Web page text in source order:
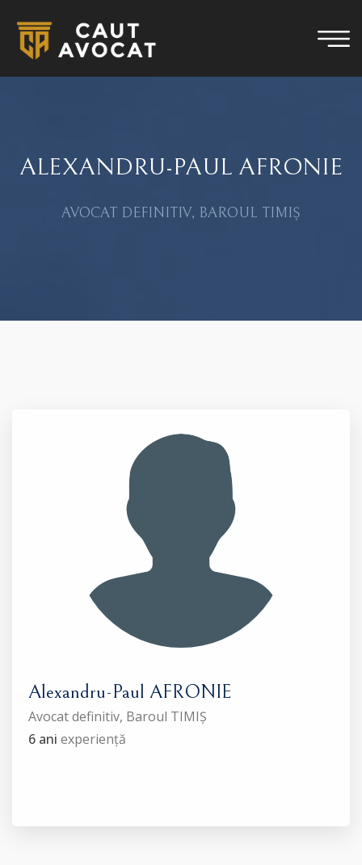
ALEXANDRU-PAUL AFRONIE
AVOCAT DEFINITIV, BAROUL TIMIȘ
Alexandru-Paul AFRONIE
Avocat definitiv, Baroul TIMIȘ
6 ani experiență